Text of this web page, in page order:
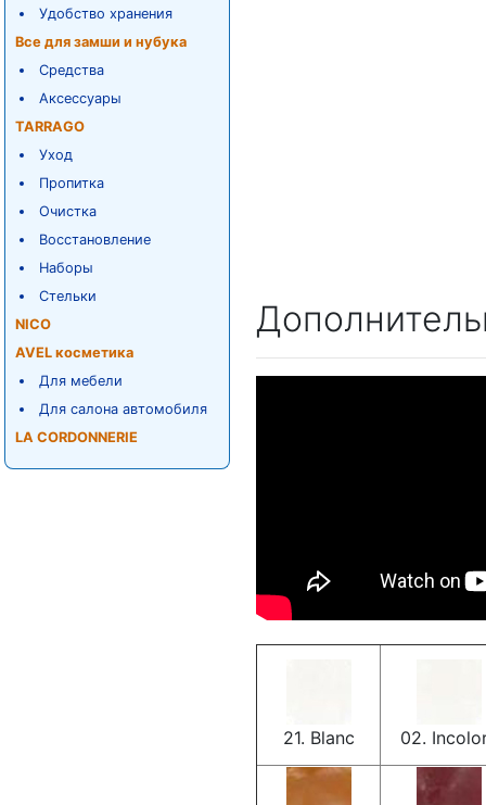
Удобство хранения
Все для замши и нубука
Средства
Аксессуары
TARRAGO
Уход
Пропитка
Очистка
Восстановление
Наборы
Стельки
NICO
AVEL косметика
Для мебели
Для салона автомобиля
LA CORDONNERIE
21. Blanc 02.